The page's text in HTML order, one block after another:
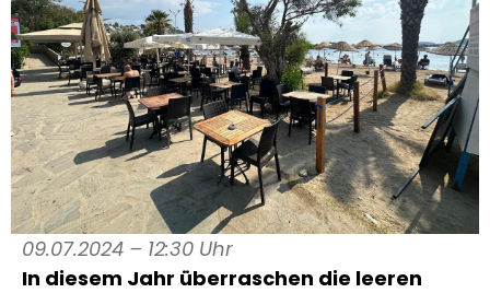
09.07.2024 – 12:30 Uhr
In diesem Jahr überraschen die leeren